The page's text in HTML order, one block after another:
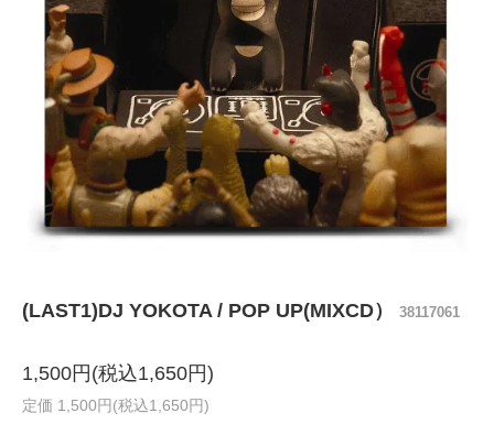
(LAST1)DJ YOKOTA / POP UP(MIXCD） 38117061
1,500円(税込1,650円)
定価 1,500円(税込1,650円)